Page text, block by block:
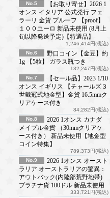
No.5
【お取り寄せ】2026 1
オンス イタリア 公式発行 フェ
ラーリ 金貨 プルーフ 【proof】
１００ユーロ 新品未使用 (8月上
旬以降発送予定)【特選品】
1,246,414円(税込)
No.6
野口コイン【金豆】約
1g 【5粒】 ガラス瓶つき
132,247円(税込)
No.7
【セール品】2023 1/10
オンス イギリス 【チャールズ３
世戴冠式地金型】金貨 16.5mmク
リアケース付き
84,282円(税込)
No.8
2026 1オンス カナダ
メイプル金貨 （30mmクリアケ
ース付き） 新品未使用【地金型
コイン特集】
789,373円(税込)
No.9
2026 1オンス オースト
ラリア オーストラリアの驚異：
アウトバック(内陸部荒野地帯)
プラチナ貨 100ドル 新品未使用
333,721円(税込)